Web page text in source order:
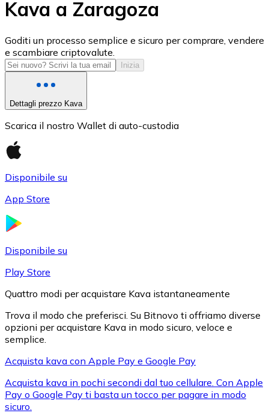
USD Coin
USDC
XRP
XRP
Kava a Zaragoza
Goditi un processo semplice e sicuro per comprare, vendere
e scambiare criptovalute.
Inizia
Dettagli prezzo Kava
Scarica il nostro Wallet di auto-custodia
Disponibile su
App Store
Disponibile su
Play Store
Quattro modi per acquistare Kava istantaneamente
Trova il modo che preferisci. Su Bitnovo ti offriamo diverse
opzioni per acquistare Kava in modo sicuro, veloce e
semplice.
Acquista kava con Apple Pay e Google Pay
Acquista kava in pochi secondi dal tuo cellulare. Con Apple
Pay o Google Pay ti basta un tocco per pagare in modo
sicuro.